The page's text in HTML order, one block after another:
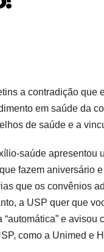
a contradição
em saúde da
de saúde e a
saúde apresentou
fazem aniversário
que os convênios
a USP quer que
e
como a Unimed e